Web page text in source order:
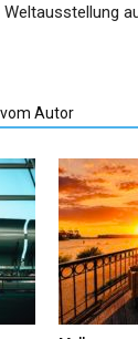
Weltausstellung
Autor